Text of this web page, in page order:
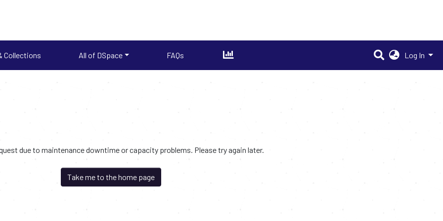
Collections All of DSpace FAQs Log In
due to maintenance downtime or capacity problems. Please try again later.
Take me to the home page